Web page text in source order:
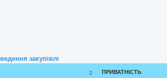
закупівлі
ПРИВАТНІСТЬ